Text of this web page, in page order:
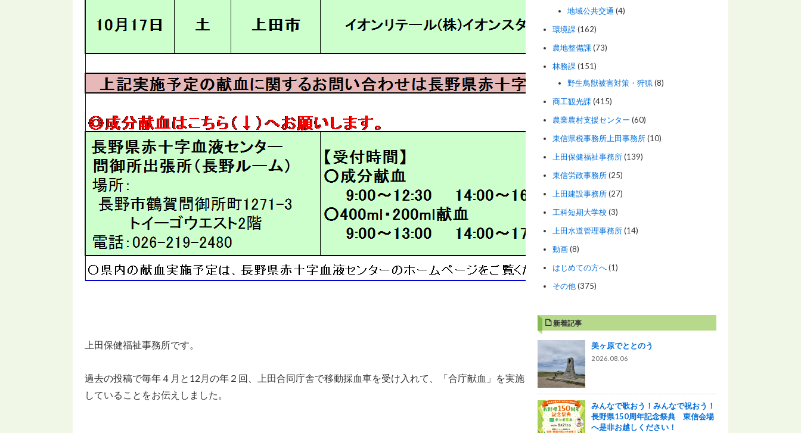
上田保健福祉事務所です。
過去の投稿で毎年４月と12月の年２回、上田合同庁舎で移動採血車を受け入れて、「合庁献血」を実施
していることをお伝えしました。
地域公共交通 (4)
環境課(162)
農地整備課(73)
林務課(151)
野生鳥獣被害対策・狩猟(8)
商工観光課(415)
農業農村支援センター (60)
東信県税事務所上田事務所(10)
上田保健福祉事務所(139)
東信労政事務所(25)
上田建設事務所(27)
工科短期大学校 (3)
上田水道管理事務所(14)
動画(8)
はじめての方へ(1)
その他(375)
新着記事
美ヶ原でととのう
2026.08.06
みんなで歌おう！みんなで祝おう！
長野県150周年記念祭典 東信会場
へ是非お越しください！